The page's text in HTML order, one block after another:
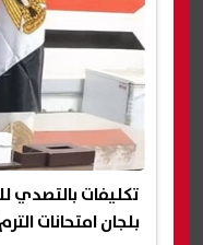
تكليفات بالتصدي
بلجان امتحانات